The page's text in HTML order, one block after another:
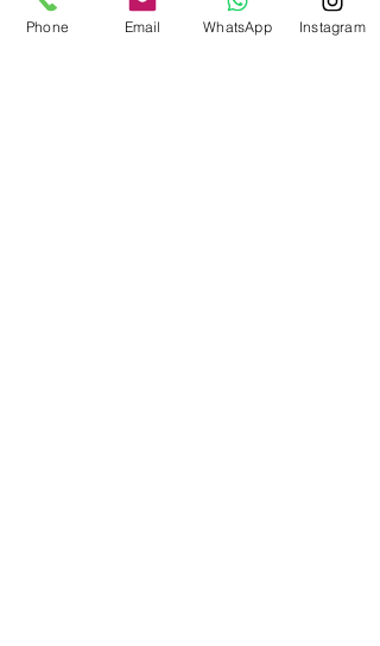
Phone Email WhatsApp Instagram